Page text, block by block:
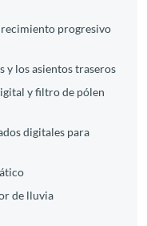
progresivo
y los asientos traseros
y filtro de pólen
digitales para
de lluvia